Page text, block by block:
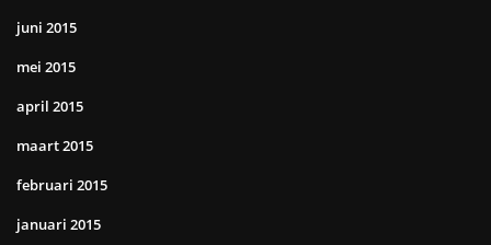
juni 2015
mei 2015
april 2015
maart 2015
februari 2015
januari 2015